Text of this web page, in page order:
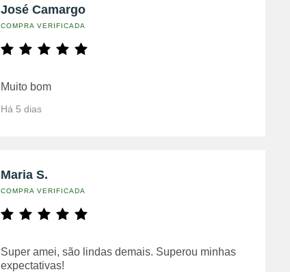
José Camargo
COMPRA VERIFICADA
Muito bom
Há 5 dias
Maria S.
COMPRA VERIFICADA
Super amei, são lindas demais. Superou minhas
expectativas!